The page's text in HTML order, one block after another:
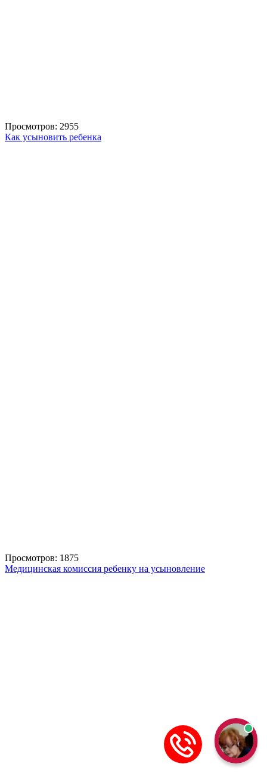
Просмотров: 2955
Как усыновить ребенка
Просмотров: 1875
Медицинская комиссия ребенку на усыновление